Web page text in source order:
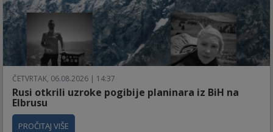
ČETVRTAK, 06.08.2026 | 14:37
Rusi otkrili uzroke pogibije planinara iz BiH na
Elbrusu
PROČITAJ VIŠE